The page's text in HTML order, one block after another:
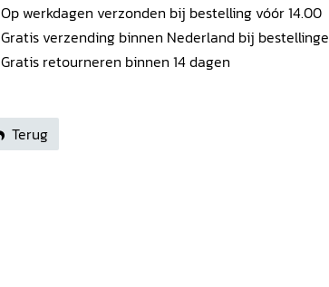
Op werkdagen verzonden bij bestelling vóór 14.00
Gratis verzending binnen Nederland bij
Gratis retourneren binnen 14 dagen
Terug